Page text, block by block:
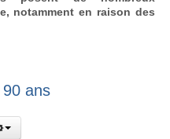
notamment en raison des
ans